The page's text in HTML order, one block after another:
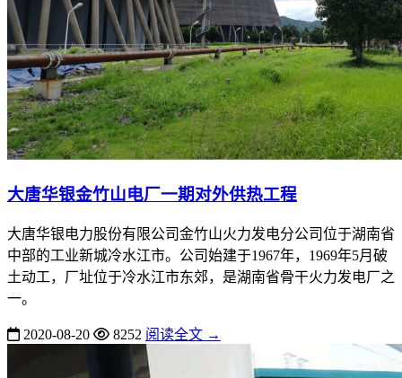
大唐华银金竹山电厂一期对外供热工程
大唐华银电力股份有限公司金竹山火力发电分公司位于湖南省
中部的工业新城冷水江市。公司始建于1967年，1969年5月破
土动工，厂址位于冷水江市东郊，是湖南省骨干火力发电厂之
一。
2020-08-20 8252 阅读全文 →